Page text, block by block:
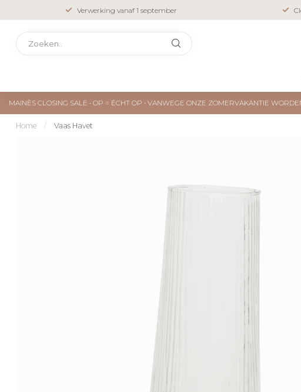
Verwerking vanaf 1 september
MAINÈS CLOSING SALE • OP = ÉCHT OP • VANWEGE ONZE ZOMERVAKANTIE
Home / Vaas Havet